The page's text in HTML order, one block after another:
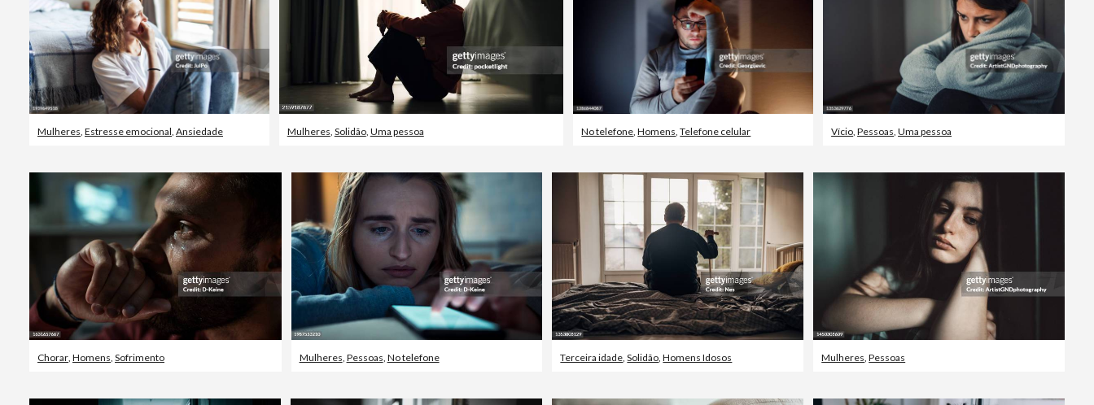
Mulheres Estresse emocional Ansiedade Mulheres Solidão, Uma pessoa No telefone ,Homens ,Telefone celular Vício ,Pessoas ,Uma pessoa
Chorar, Homens, Sofrimento Mulheres, Pessoas, No telefone Terceira idade,Solidão,Homens Idosos Mulheres,Pessoas